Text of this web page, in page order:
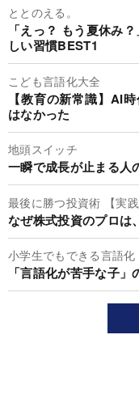
ととのえる。
「えっ？ もう夏休み
しい習慣BEST1
こども言語化大全
【教育の新常識】AI
はなかった
地頭スイッチ
一瞬で成長が止まる人
最後に勝つ投資術 【実践
なぜ株式投資のプロは
小学生でもできる言語化
「言語化が苦手な子